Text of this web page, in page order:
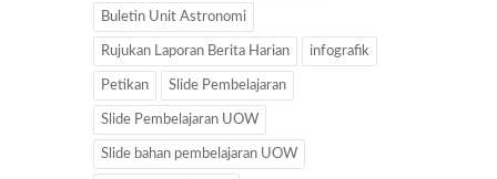
Buletin Unit Astronomi
Rujukan Laporan Berita Harian infografik
Petikan Slide Pembelajaran
Slide Pembelajaran UOW
Slide bahan pembelajaran UOW